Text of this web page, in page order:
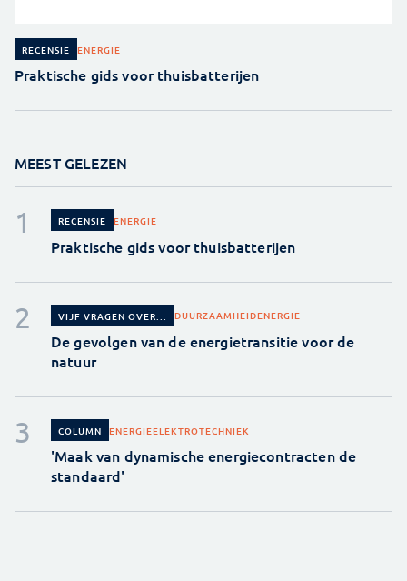
RECENSIE ENERGIE
Praktische gids voor thuisbatterijen
MEEST GELEZEN
RECENSIE ENERGIE
Praktische gids voor thuisbatterijen
VIJF VRAGEN OVER... DUURZAAMHEIDENERGIE
De gevolgen van de energietransitie voor de
natuur
COLUMN ENERGIEELEKTROTECHNIEK
'Maak van dynamische energiecontracten de
standaard'